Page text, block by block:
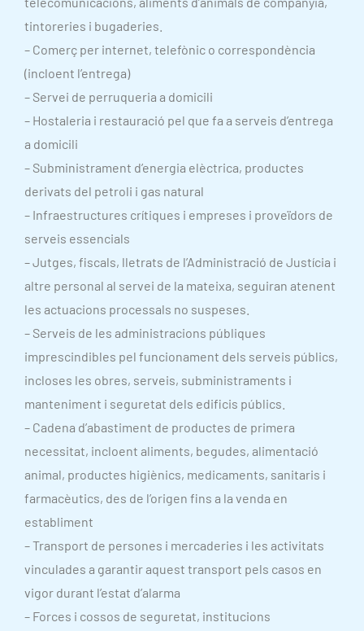
tintoreries i bugaderies.
– Comerç per internet, telefònic o correspondència
(incloent l’entrega)
– Servei de perruqueria a domicili
– Hostaleria i restauració pel que fa a serveis d’entrega
a domicili
– Subministrament d’energia elèctrica, productes
derivats del petroli i gas natural
– Infraestructures crítiques i empreses i proveïdors de
serveis essencials
– Jutges, fiscals, lletrats de l’Administració de Justícia i
altre personal al servei de la mateixa, seguiran atenent
les actuacions processals no suspeses.
– Serveis de les administracions públiques
imprescindibles pel funcionament dels serveis públics,
incloses les obres, serveis, subministraments i
manteniment i seguretat dels edificis públics.
– Cadena d’abastiment de productes de primera
necessitat, incloent aliments, begudes, alimentació
animal, productes higiènics, medicaments, sanitaris i
farmacèutics, des de l’origen fins a la venda en
establiment
– Transport de persones i mercaderies i les activitats
vinculades a garantir aquest transport pels casos en
vigor durant l’estat d’alarma
– Forces i cossos de seguretat, institucions